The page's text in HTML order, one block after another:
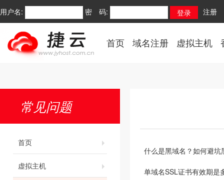
用户名: 密 码: 注册
首页 域名注册 虚拟主机
常见问题
首页
虚拟主机
什么是黑域名？如何避坑
单域名SSL证书有效期是